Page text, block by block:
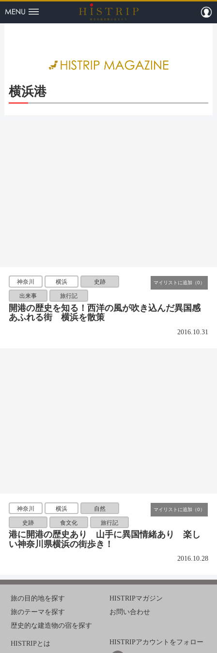
HISTRIP（
横浜港
神奈川 横浜 史跡
出来事 旅行記
開港の歴史を知る！西洋の風が吹き込んだ異国感
あふれる街 横浜を散策
2016.10.31
神奈川 横浜 自然
史跡 食文化 旅行記
港に開港の歴史あり 山手に異国情緒あり 楽し
い神奈川県横浜の街歩き！
2016.10.28
旅の目的地を探す
旅のテーマを探す
歴史的な建造物の宿を探す
HISTRIPマガジン
お問い合わせ
HISTRIPとは HISTRIPアカウントをフォロー